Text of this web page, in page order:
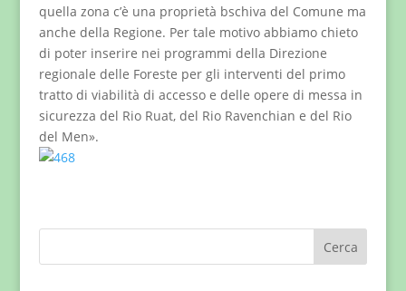
quella zona c’è una proprietà bschiva del Comune ma
anche della Regione. Per tale motivo abbiamo chieto
di poter inserire nei programmi della Direzione
regionale delle Foreste per gli interventi del primo
tratto di viabilità di accesso e delle opere di messa in
sicurezza del Rio Ruat, del Rio Ravenchian e del Rio
del Men».
Cerca